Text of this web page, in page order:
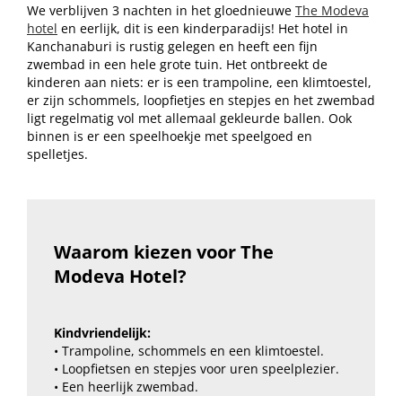
We verblijven 3 nachten in het gloednieuwe The Modeva
hotel en eerlijk, dit is een kinderparadijs! Het hotel in
Kanchanaburi is rustig gelegen en heeft een fijn
zwembad in een hele grote tuin. Het ontbreekt de
kinderen aan niets: er is een trampoline, een klimtoestel,
er zijn schommels, loopfietjes en stepjes en het zwembad
ligt regelmatig vol met allemaal gekleurde ballen. Ook
binnen is er een speelhoekje met speelgoed en
spelletjes.
Waarom kiezen voor The
Modeva Hotel?
Kindvriendelijk:
• Trampoline, schommels en een klimtoestel.
• Loopfietsen en stepjes voor uren speelplezier.
• Een heerlijk zwembad.